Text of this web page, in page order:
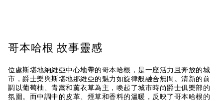
哥本哈根 故事靈感
位處斯堪地納維亞中心地帶的哥本哈根，是一座活力且奔放的城
市，爵士樂與斯堪地那維亞的魅力如旋律般融合無間。清新的前
調以葡萄柚、青蒿和薰衣草為主，喚起了城市時尚爵士俱樂部的
氛圍。而中調中的皮革、煙草和香料的溫暖，反映了哥本哈根的